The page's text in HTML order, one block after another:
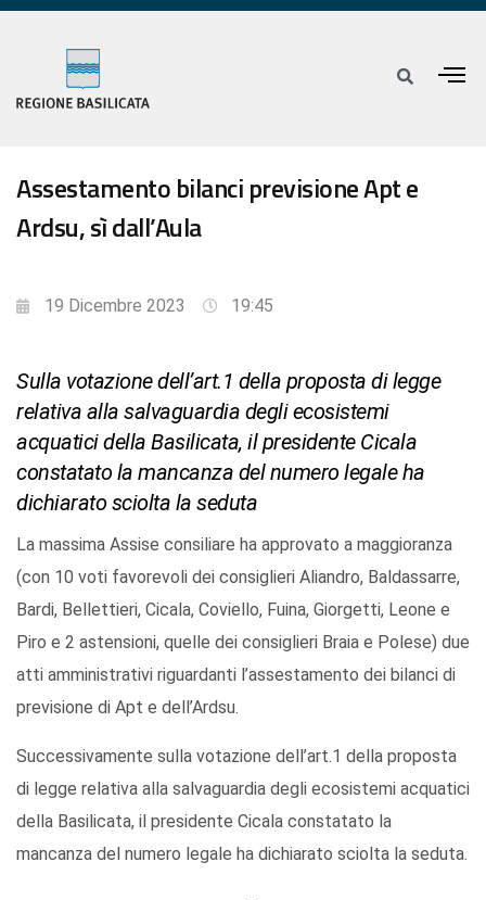
Assestamento bilanci previsione Apt e
Ardsu, sì dall’Aula
19 Dicembre 2023 19:45
Sulla votazione dell’art.1 della proposta di legge
relativa alla salvaguardia degli ecosistemi
acquatici della Basilicata, il presidente Cicala
constatato la mancanza del numero legale ha
dichiarato sciolta la seduta
La massima Assise consiliare ha approvato a maggioranza
(con 10 voti favorevoli dei consiglieri Aliandro, Baldassarre,
Bardi, Bellettieri, Cicala, Coviello, Fuina, Giorgetti, Leone e
Piro e 2 astensioni, quelle dei consiglieri Braia e Polese) due
atti amministrativi riguardanti l’assestamento dei bilanci di
previsione di Apt e dell’Ardsu.
Successivamente sulla votazione dell’art.1 della proposta
di legge relativa alla salvaguardia degli ecosistemi acquatici
della Basilicata, il presidente Cicala constatato la
mancanza del numero legale ha dichiarato sciolta la seduta.